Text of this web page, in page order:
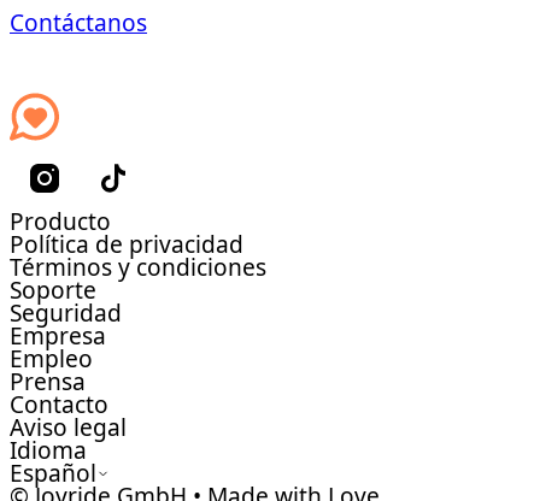
Contáctanos
Producto
Política de privacidad
Términos y condiciones
Soporte
Seguridad
Empresa
Empleo
Prensa
Contacto
Aviso legal
Idioma
Español